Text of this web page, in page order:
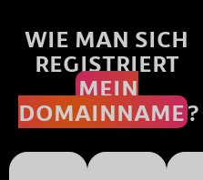
WIE MAN SICH
REGISTRIERT
MEIN
DOMAINNAME?